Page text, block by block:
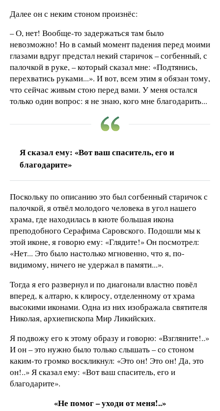
Далее он с неким стоном произнёс:
– О, нет! Вообще-то задержаться там было
невозможно! Но в самый момент падения перед моими
глазами вдруг предстал некий старичок – согбенный, с
палочкой в руке, – который сказал мне: «Подтянись,
перехватись руками...». И вот, всем этим я обязан тому,
что сейчас живым стою перед вами. У меня остался
только один вопрос: я не знаю, кого мне благодарить...
Я сказал ему: «Вот ваш спаситель, его и
благодарите»
Поскольку по описанию это был согбенный старичок с
палочкой, я отвёл молодого человека в угол нашего
храма, где находилась в киоте большая икона
преподобного Серафима Саровского. Подошли мы к
этой иконе, я говорю ему: «Глядите!» Он посмотрел:
«Нет... Это было настолько мгновенно, что я, по-
видимому, ничего не удержал в памяти...».
Тогда я его развернул и по диагонали властно повёл
вперед, к алтарю, к клиросу, отделенному от храма
высокими иконами. Одна из них изображала святителя
Николая, архиепископа Мир Ликийских.
Я подвожу его к этому образу и говорю: «Взгляните!..»
И он – это нужно было только слышать – со стоном
каким-то громко воскликнул: «Это он! Это он! Да, это
он!..» Я сказал ему: «Вот ваш спаситель, его и
благодарите».
«Не помог – уходи от меня!..»